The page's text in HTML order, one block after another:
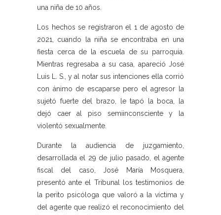
una niña de 10 años.
Los hechos se registraron el 1 de agosto de
2021, cuando la niña se encontraba en una
fiesta cerca de la escuela de su parroquia.
Mientras regresaba a su casa, apareció José
Luis L. S., y al notar sus intenciones ella corrió
con ánimo de escaparse pero el agresor la
sujetó fuerte del brazo, le tapó la boca, la
dejó caer al piso semiinconsciente y la
violentó sexualmente.
Durante la audiencia de juzgamiento,
desarrollada el 29 de julio pasado, el agente
fiscal del caso, José María Mosquera,
presentó ante el Tribunal los testimonios de
la perito psicóloga que valoró a la víctima y
del agente que realizó el reconocimiento del